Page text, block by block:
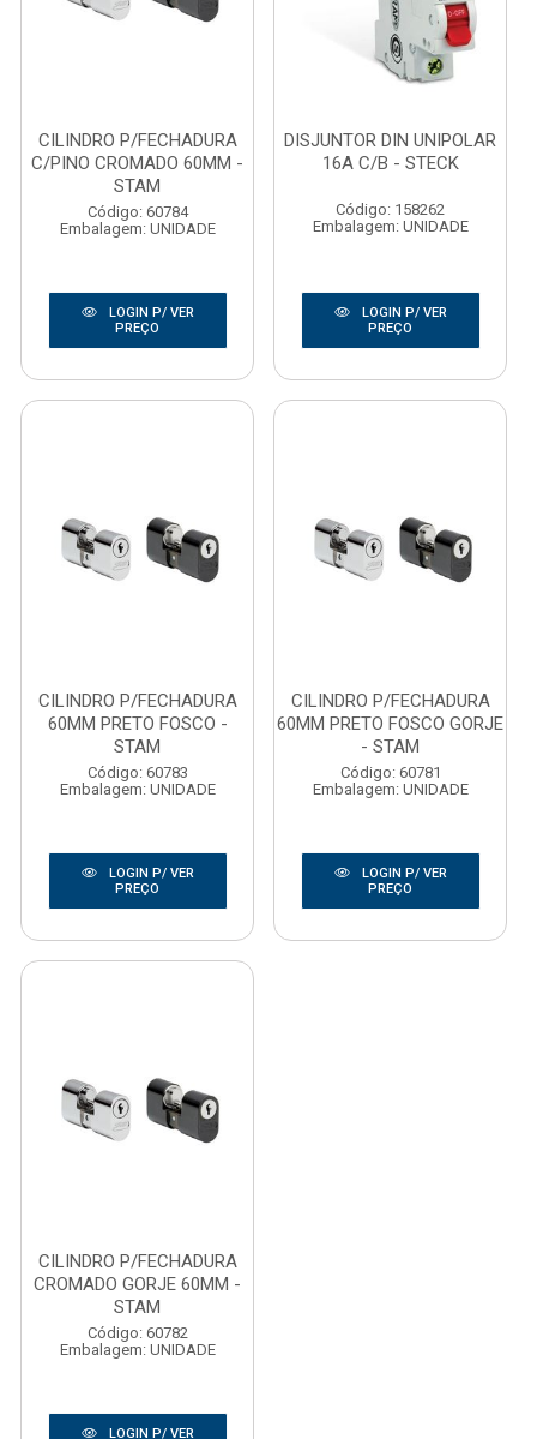
CILINDRO P/FECHADURA
C/PINO CROMADO 60MM -
STAM
Código: 60784
Embalagem: UNIDADE
LOGIN P/ VER
PREÇO
DISJUNTOR DIN UNIPOLAR
16A C/B - STECK
Código: 158262
Embalagem: UNIDADE
LOGIN P/ VER
PREÇO
CILINDRO P/FECHADURA
60MM PRETO FOSCO -
STAM
Código: 60783
Embalagem: UNIDADE
LOGIN P/ VER
PREÇO
CILINDRO P/FECHADURA
60MM PRETO FOSCO GORJE
- STAM
Código: 60781
Embalagem: UNIDADE
LOGIN P/ VER
PREÇO
CILINDRO P/FECHADURA
CROMADO GORJE 60MM -
STAM
Código: 60782
Embalagem: UNIDADE
LOGIN P/ VER